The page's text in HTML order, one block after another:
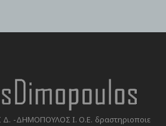
Δ. -ΔΗΜΟΠΟΥΛΟΣ Ι. Ο.Ε. δραστηριοποιε